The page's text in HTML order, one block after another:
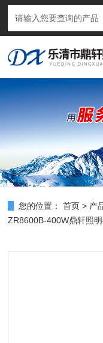
您的位置： 首页 > 产
ZR8600B-400W鼎轩照